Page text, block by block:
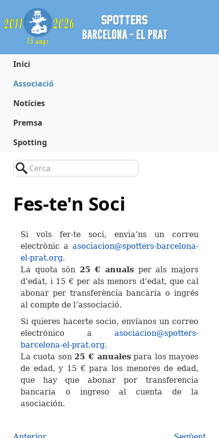
Inici
Associació
Notícies
Premsa
Spotting
Cerca
Fes-te'n Soci
Si vols fer-te soci, envia’ns un correu
electrònic aasociacion@spotters-barcelona-
el-prat.org.
La quota són 25 € anuals per als majors
d’edat, i 15 € per als menors d’edat, que cal
abonar per transferència bancària o ingrés
al compte de l’associació.
Si quieres hacerte socio, envíanos un correo
electrónico aasociacion@spotters-
barcelona-el-prat.org.
La cuota son 25 € anualespara los mayoes
de edad, y 15 € para los menores de edad,
que hay que abonar por transferencia
bancaria o ingreso al cuenta de la
asociación.